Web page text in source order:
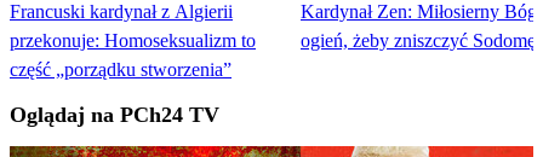
Francuski kardynał z Algierii
przekonuje: Homoseksualizm to
część „porządku stworzenia”
Kardynał Zen: Miłosierny Bóg
ogień, żeby zniszczyć Sodomę
Oglądaj na PCh24 TV